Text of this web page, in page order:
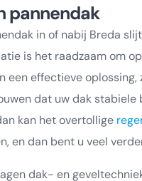
pannendak
in of nabij Breda
is het raadzaam om
een effectieve
dat uw dak
kan het overtollige
en dan bent u veel
dak- en